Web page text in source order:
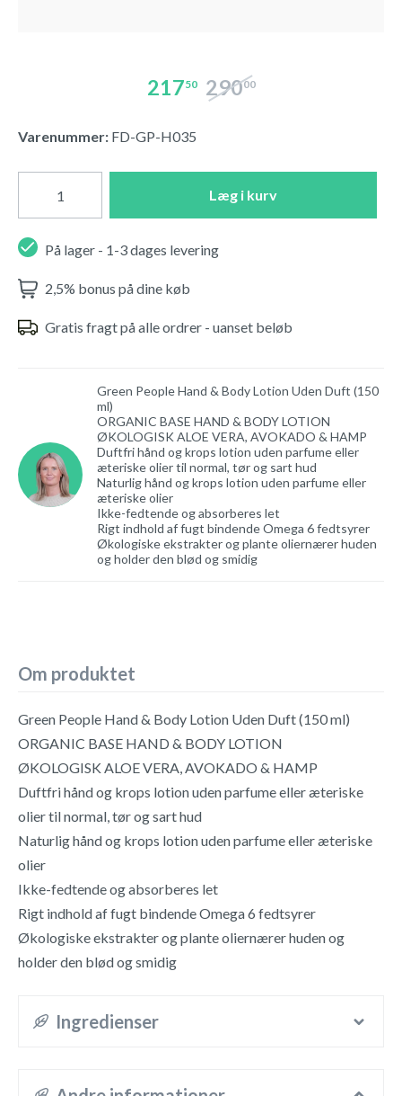
21750 29000
Varenummer: FD-GP-H035
Læg i kurv
På lager - 1-3 dages levering
2,5% bonus på dine køb
Gratis fragt på alle ordrer - uanset beløb
Green People Hand & Body Lotion Uden Duft (150
ml)
ORGANIC BASE HAND & BODY LOTION
ØKOLOGISK ALOE VERA, AVOKADO & HAMP
Duftfri hånd og krops lotion uden parfume eller
æteriske olier til normal, tør og sart hud
Naturlig hånd og krops lotion uden parfume eller
æteriske olier
Ikke-fedtende og absorberes let
Rigt indhold af fugt bindende Omega 6 fedtsyrer
Økologiske ekstrakter og plante oliernærer huden
og holder den blød og smidig
Om produktet
Green People Hand & Body Lotion Uden Duft (150 ml)
ORGANIC BASE HAND & BODY LOTION
ØKOLOGISK ALOE VERA, AVOKADO & HAMP
Duftfri hånd og krops lotion uden parfume eller æteriske
olier til normal, tør og sart hud
Naturlig hånd og krops lotion uden parfume eller æteriske
olier
Ikke-fedtende og absorberes let
Rigt indhold af fugt bindende Omega 6 fedtsyrer
Økologiske ekstrakter og plante oliernærer huden og
holder den blød og smidig
Ingredienser